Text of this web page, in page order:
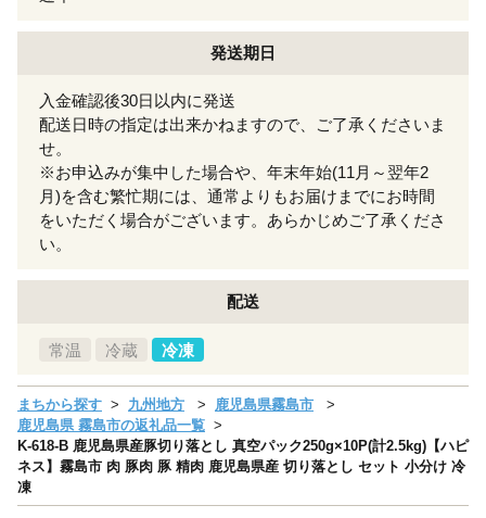
発送期日
入金確認後30日以内に発送
配送日時の指定は出来かねますので、ご了承くださいま
せ。
※お申込みが集中した場合や、年末年始(11月～翌年2
月)を含む繁忙期には、通常よりもお届けまでにお時間
をいただく場合がございます。あらかじめご了承くださ
い。
配送
常温 冷蔵 冷凍
まちから探す 九州地方
鹿児島県霧島市
鹿児島県 霧島市の返礼品一覧
K-618-B 鹿児島県産豚切り落とし 真空パック250g×10P(計2.5kg)【ハピ
ネス】霧島市 肉 豚肉 豚 精肉 鹿児島県産 切り落とし セット 小分け 冷
凍